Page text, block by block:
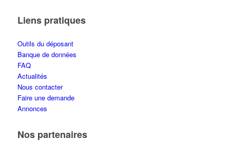
Liens pratiques
Outils du déposant
Banque de données
FAQ
Actualités
Nous contacter
Faire une demande
Annonces
Nos partenaires